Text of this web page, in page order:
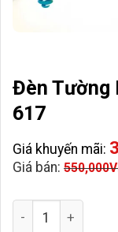
Đèn Tường
617
Giá khuyến mãi:
Giá bán: 550,000